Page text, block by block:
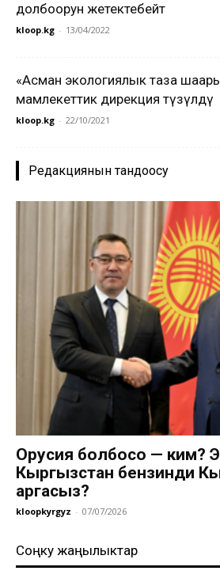
долбоорун жетектебейт
kloop.kg - 13/04/2022
«Асман экологиялык таза
мамлекеттик дирекция түзүлдү
kloop.kg - 22/10/2021
Редакциянын тандоосу
Орусия болбосо — ким?
Кыргызстан бензинди
аргасыз?
kloopkyrgyz - 07/07/2026
Соңку жаңылыктар